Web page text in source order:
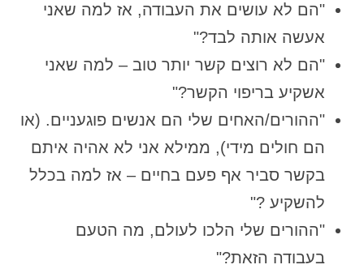
"הם לא עושים את העבודה, אז למה שאני
אעשה אותה לבד?"
"הם לא רוצים קשר יותר טוב – למה שאני
אשקיע בריפוי הקשר?"
"ההורים/האחים שלי הם אנשים פוגעניים. (או
הם חולים מידי), ממילא אני לא אהיה איתם
בקשר סביר אף פעם בחיים – אז למה בכלל
להשקיע ?"
"ההורים שלי הלכו לעולם, מה הטעם
בעבודה הזאת?"